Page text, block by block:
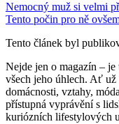
Nemocný muž si velmi
Tento počin pro ně
Tento článek byl
Nejde jen o magazín –
všech jeho úhlech. Ať už
domácnosti, vztahy,
přístupná vyprávění s
kuriózních lifestylových